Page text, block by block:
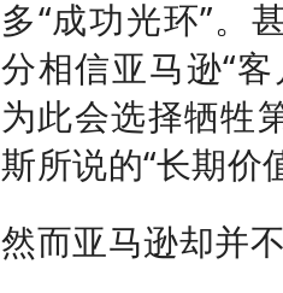
多“成功光环”。
分相信亚马逊“
为此会选择牺牲
斯所说的“长期价
然而亚马逊却并